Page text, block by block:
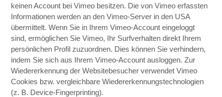
keinen Account bei Vimeo besitzen. Die von Vimeo erfassten
Informationen werden an den Vimeo-Server in den USA
übermittelt. Wenn Sie in Ihrem Vimeo-Account eingeloggt
sind, ermöglichen Sie Vimeo, Ihr Surfverhalten direkt Ihrem
persönlichen Profil zuzuordnen. Dies können Sie verhindern,
indem Sie sich aus Ihrem Vimeo-Account ausloggen. Zur
Wiedererkennung der Websitebesucher verwendet Vimeo
Cookies bzw. vergleichbare Wiedererkennungstechnologien
(z. B. Device-Fingerprinting).